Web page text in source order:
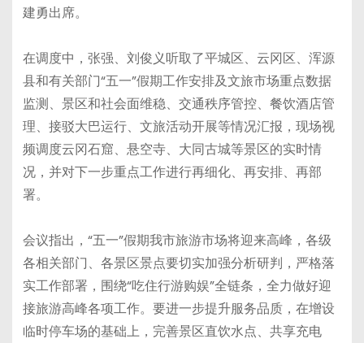
建勇出席。
在调度中，张强、刘俊义听取了平城区、云冈区、浑源
县和有关部门“五一”假期工作安排及文旅市场重点数据
监测、景区和社会面维稳、交通秩序管控、餐饮酒店管
理、接驳大巴运行、文旅活动开展等情况汇报，现场视
频调度云冈石窟、悬空寺、大同古城等景区的实时情
况，并对下一步重点工作进行再细化、再安排、再部
署。
会议指出，“五一”假期我市旅游市场将迎来高峰，各级
各相关部门、各景区景点要切实加强分析研判，严格落
实工作部署，围绕“吃住行游购娱”全链条，全力做好迎
接旅游高峰各项工作。要进一步提升服务品质，在增设
临时停车场的基础上，完善景区直饮水点、共享充电